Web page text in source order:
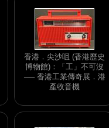
香港．尖沙咀 (香港歷史
博物館)：「工」不可沒
── 香港工業傳奇展．港
產收音機